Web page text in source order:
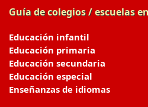
Guía de colegios / escuelas
Educación infantil
Educación primaria
Educación secundaria
Educación especial
Enseñanzas de idiomas